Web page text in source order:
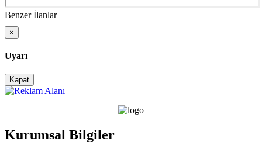
Benzer İlanlar
×
Uyarı
Kapat
Kurumsal Bilgiler